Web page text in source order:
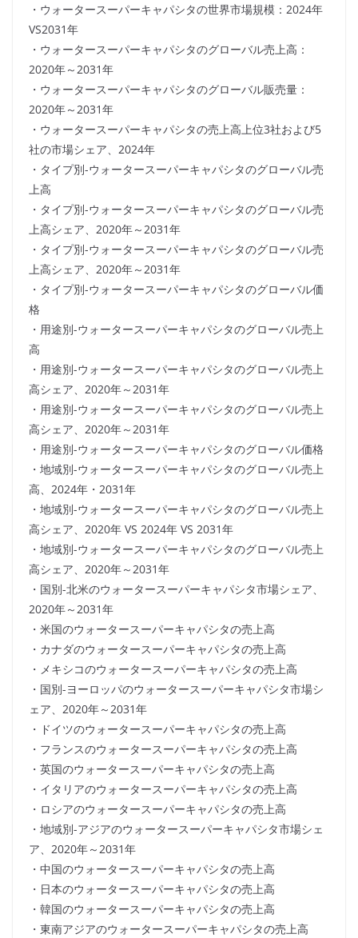
・ウォータースーパーキャパシタの世界市場規模：2024年
VS2031年
・ウォータースーパーキャパシタのグローバル売上高：
2020年～2031年
・ウォータースーパーキャパシタのグローバル販売量：
2020年～2031年
・ウォータースーパーキャパシタの売上高上位3社および5
社の市場シェア、2024年
・タイプ別-ウォータースーパーキャパシタのグローバル売
上高
・タイプ別-ウォータースーパーキャパシタのグローバル売
上高シェア、2020年～2031年
・タイプ別-ウォータースーパーキャパシタのグローバル売
上高シェア、2020年～2031年
・タイプ別-ウォータースーパーキャパシタのグローバル価
格
・用途別-ウォータースーパーキャパシタのグローバル売上
高
・用途別-ウォータースーパーキャパシタのグローバル売上
高シェア、2020年～2031年
・用途別-ウォータースーパーキャパシタのグローバル売上
高シェア、2020年～2031年
・用途別-ウォータースーパーキャパシタのグローバル価格
・地域別-ウォータースーパーキャパシタのグローバル売上
高、2024年・2031年
・地域別-ウォータースーパーキャパシタのグローバル売上
高シェア、2020年 VS 2024年 VS 2031年
・地域別-ウォータースーパーキャパシタのグローバル売上
高シェア、2020年～2031年
・国別-北米のウォータースーパーキャパシタ市場シェア、
2020年～2031年
・米国のウォータースーパーキャパシタの売上高
・カナダのウォータースーパーキャパシタの売上高
・メキシコのウォータースーパーキャパシタの売上高
・国別-ヨーロッパのウォータースーパーキャパシタ市場シ
ェア、2020年～2031年
・ドイツのウォータースーパーキャパシタの売上高
・フランスのウォータースーパーキャパシタの売上高
・英国のウォータースーパーキャパシタの売上高
・イタリアのウォータースーパーキャパシタの売上高
・ロシアのウォータースーパーキャパシタの売上高
・地域別-アジアのウォータースーパーキャパシタ市場シェ
ア、2020年～2031年
・中国のウォータースーパーキャパシタの売上高
・日本のウォータースーパーキャパシタの売上高
・韓国のウォータースーパーキャパシタの売上高
・東南アジアのウォータースーパーキャパシタの売上高